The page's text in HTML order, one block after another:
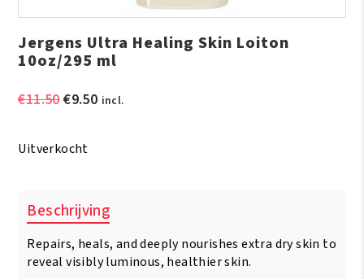
Jergens Ultra Healing Skin Loiton
10oz/295 ml
€11.50Oorspronkelijke
€11.50.
€9.50Huidige
incl.
Uitverkocht
Beschrijving
Repairs, heals, and deeply nourishes extra dry skin to
reveal visibly luminous, healthier skin.